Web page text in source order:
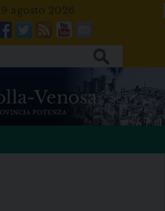
agosto 2026
Facebook
Twitter
FeedsYoutube
Mail